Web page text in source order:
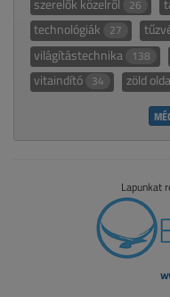
szerelők közelről 26
technológiák 27
világítástechnika 138
vitaindító 34 zöld
Lapunkat